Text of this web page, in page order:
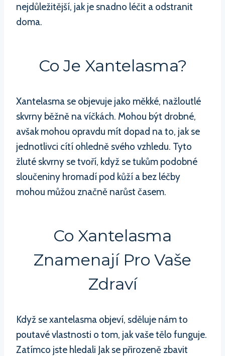
nejdůležitější, jak je snadno léčit a odstranit
doma.
Co Je Xantelasma?
Xantelasma se objevuje jako měkké, nažloutlé
skvrny běžně na víčkách. Mohou být drobné,
avšak mohou opravdu mít dopad na to, jak se
jednotlivci cítí ohledně svého vzhledu. Tyto
žluté skvrny se tvoří, když se tukům podobné
sloučeniny hromadí pod kůží a bez léčby
mohou můžou značně narůst časem.
Co Xantelasma
Znamenají Pro Vaše
Zdraví
Když se xantelasma objeví, sděluje nám to
poutavé vlastnosti o tom, jak vaše tělo funguje.
Zatímco jste hledali Jak se přirozeně zbavit